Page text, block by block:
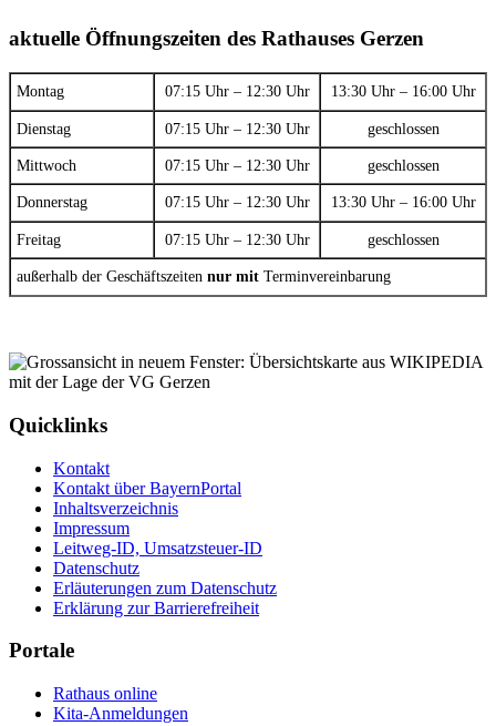
aktuelle Öffnungszeiten des Rathauses Gerzen
Montag 07:15 Uhr – 12:30 Uhr 13:30 Uhr – 16:00 Uhr
Dienstag 07:15 Uhr – 12:30 Uhr geschlossen
Mittwoch 07:15 Uhr – 12:30 Uhr geschlossen
Donnerstag 07:15 Uhr – 12:30 Uhr 13:30 Uhr – 16:00 Uhr
Freitag 07:15 Uhr – 12:30 Uhr geschlossen
außerhalb der Geschäftszeiten nur mit Terminvereinbarung
Quicklinks
Kontakt
Kontakt über BayernPortal
Inhaltsverzeichnis
Impressum
Leitweg-ID, Umsatzsteuer-ID
Datenschutz
Erläuterungen zum Datenschutz
Erklärung zur Barrierefreiheit
Portale
Rathaus online
Kita-Anmeldungen